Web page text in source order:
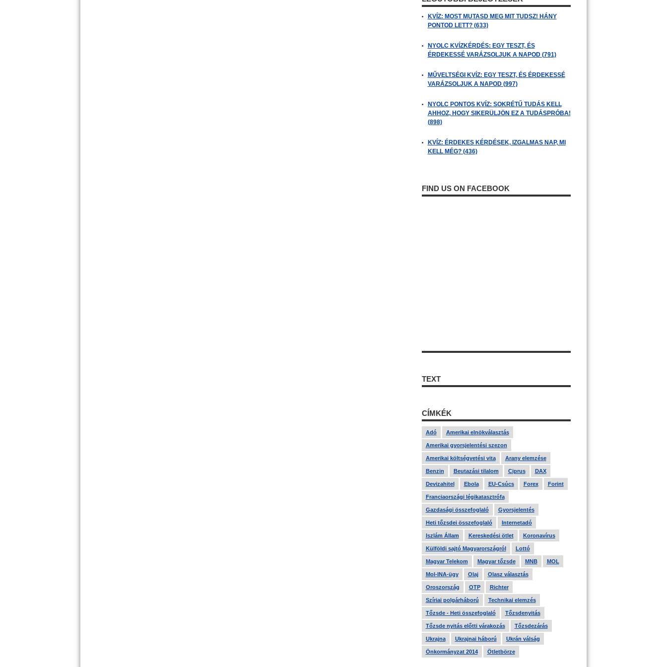
KVÍZ: MOST MUTASD MEG MIT TUDSZ! HÁNY
PONTOD LETT? (633)
NYOLC KVÍZKÉRDÉS: EGY TESZT, ÉS
ÉRDEKESSÉ VARÁZSOLJUK A NAPOD (791)
MŰVELTSÉGI KVÍZ: EGY TESZT, ÉS ÉRDEKESSÉ
VARÁZSOLJUK A NAPOD (997)
NYOLC PONTOS KVÍZ: SOKRÉTŰ TUDÁS KELL
AHHOZ, HOGY SIKERÜLJÖN EZ A TUDÁSPRÓBA!
(898)
KVÍZ: ÉRDEKES KÉRDÉSEK, IZGALMAS NAP, MI
KELL MÉG? (436)
FIND US ON FACEBOOK
TEXT
CÍMKÉK
Adó Amerikai elnökválasztás
Amerikai gyorsjelentési szezon
Amerikai költségvetési vita Arany elemzése
Benzin Beutazási tilalom Ciprus DAX
Devizahitel Ebola EU-Csúcs Forex Forint
Franciaországi légikatasztrófa
Gazdasági összefoglaló Gyorsjelentés
Heti tőzsdei összefoglaló Internetadó
Iszlám Állam Kereskedési ötlet Koronavírus
Külföldi sajtó Magyarországról Lottó
Magyar Telekom Magyar tőzsde MNB MOL
Mol-INA-ügy Olaj Olasz választás
Oroszország OTP Richter
Szíriai polgárháború Technikai elemzés
Tőzsde - Heti összefoglaló Tőzsdenyitás
Tőzsde nyitás előtti várakozás Tőzsdezárás
Ukrajna Ukrajnai háború Ukrán válság
Önkormányzat 2014 Ötletbörze